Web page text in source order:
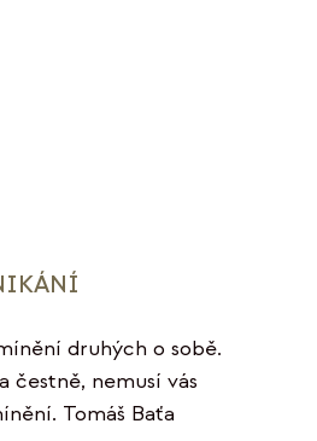
druhých o sobě.
čestně, nemusí vás
Tomáš Baťa